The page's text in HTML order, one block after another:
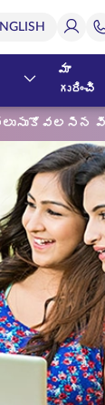
మా
గురించి